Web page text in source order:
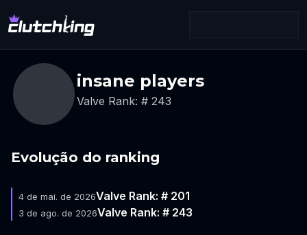
insane players
Valve Rank: # 243
Evolução do ranking
4 de mai. de 2026Valve Rank: # 201
3 de ago. de 2026Valve Rank: # 243